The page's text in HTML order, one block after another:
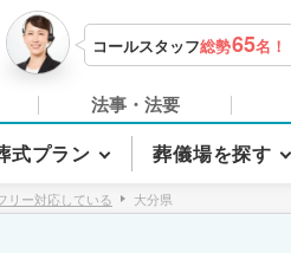
コールスタッフ総勢65名！
法事・法要
式プラン 葬儀場を探す
リー対応している 大分県